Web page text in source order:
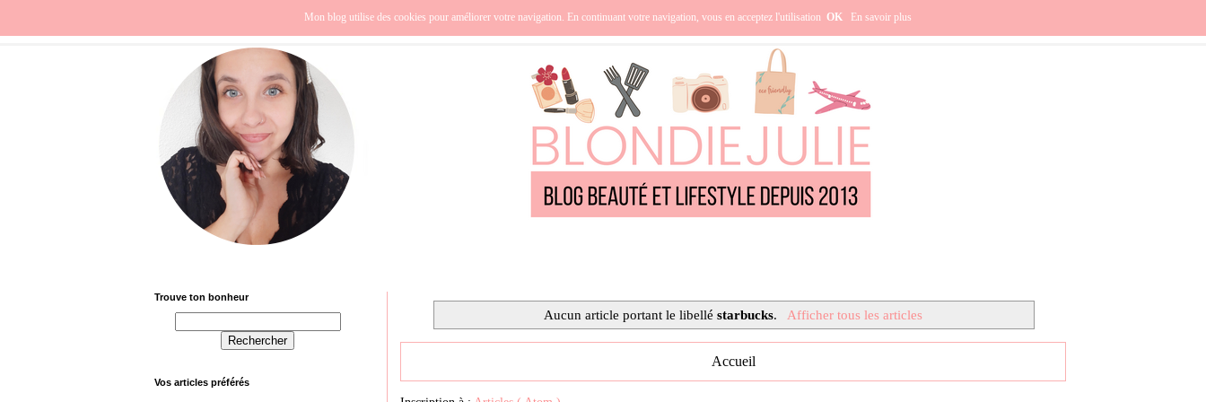
Europe France Océanie Lifestyle Cuisine Culture Qui suis-je ?
Aucun article portant le libelléstarbucks. Afficher tous les articles
Accueil
Trouve ton bonheur
Vos articles préférés
Mon blog utilise des cookies pour améliorer votre navigation. En continuant votre navigation, vous en acceptez l'utilisation OK En savoir plus